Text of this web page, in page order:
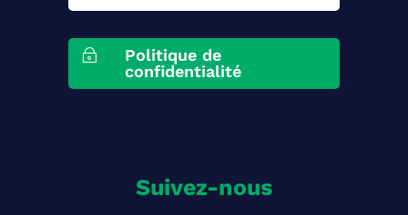
~
Politique de
confidentialité
Suivez-nous